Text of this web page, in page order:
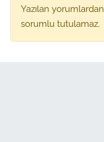
Yazılan yorumlardan
sorumlu tutulamaz.